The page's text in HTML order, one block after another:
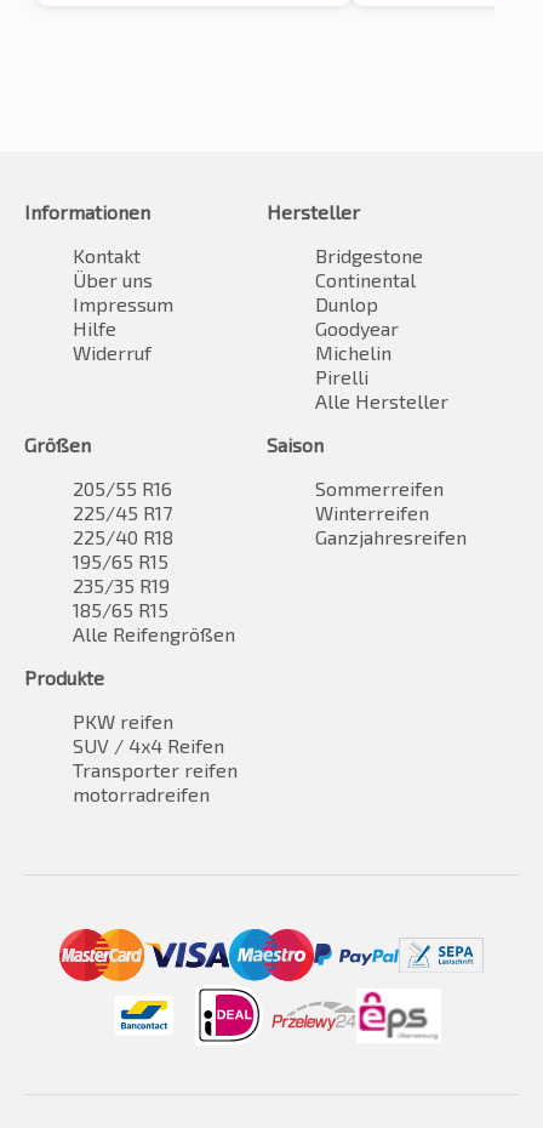
Informationen
Kontakt
Über uns
Impressum
Hilfe
Widerruf
Hersteller
Bridgestone
Continental
Dunlop
Goodyear
Michelin
Pirelli
Alle Hersteller
Größen
205/55 R16
225/45 R17
225/40 R18
195/65 R15
235/35 R19
185/65 R15
Alle Reifengrößen
Saison
Sommerreifen
Winterreifen
Ganzjahresreifen
Produkte
PKW reifen
SUV / 4x4 Reifen
Transporter reifen
motorradreifen